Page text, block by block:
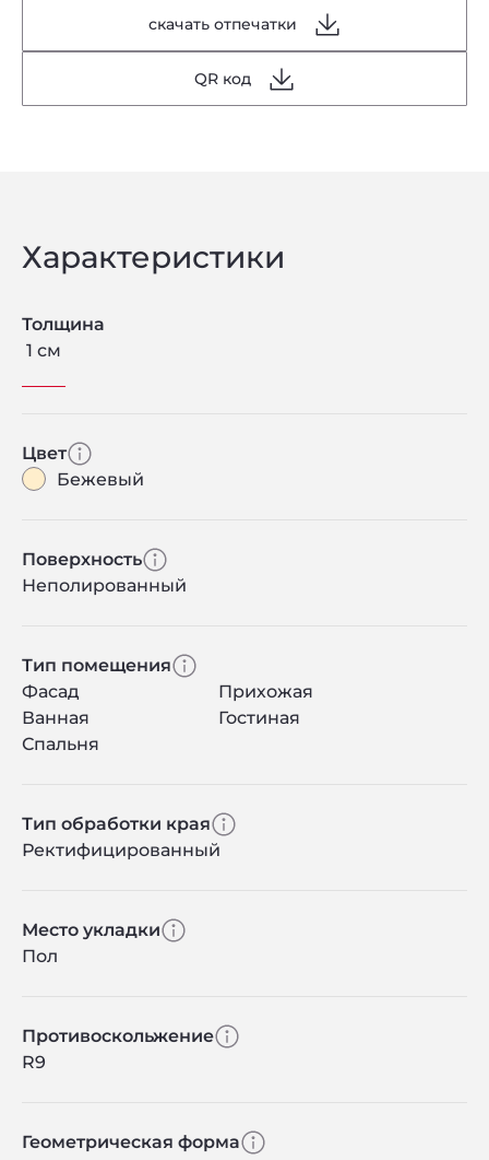
скачать отпечатки
QR код
Характеристики
Толщина
1 см
Цвет
Бежевый
Поверхность
Неполированный
Тип помещения
Фасад
Прихожая
Ванная
Гостиная
Спальня
Тип обработки края
Ректифицированный
Место укладки
Пол
Противоскольжение
R9
Геометрическая форма